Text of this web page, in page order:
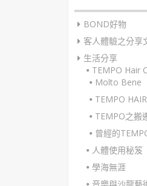
BOND好物
客人體驗之分享
生活分享
TEMPO Hair
Molto Bene
TEMPO
TEMPO之搬
曾經的
人體使用秘笈
學海無涯